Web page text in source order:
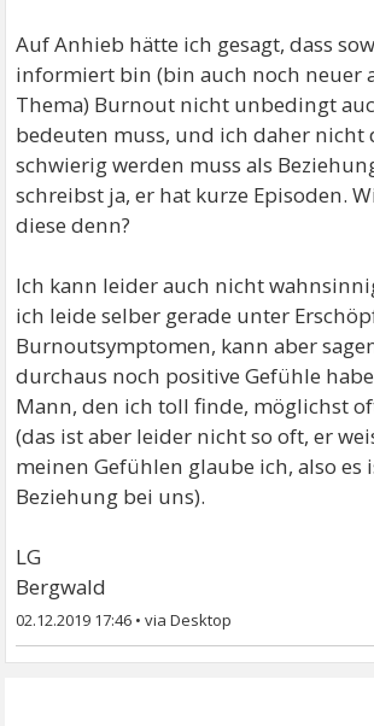
Auf Anhieb hätte ich gesagt, dass
informiert bin (bin auch noch neuer
Thema) Burnout nicht unbedingt
bedeuten muss, und ich daher nicht
schwierig werden muss als
schreibst ja, er hat kurze Episoden.
diese denn?
Ich kann leider auch nicht
ich leide selber gerade unter
Burnoutsymptomen, kann aber
durchaus noch positive Gefühle
Mann, den ich toll finde, möglichst
(das ist aber leider nicht so oft, er
meinen Gefühlen glaube ich, also es
Beziehung bei uns).
LG
Bergwald
02.12.2019 17:46 •